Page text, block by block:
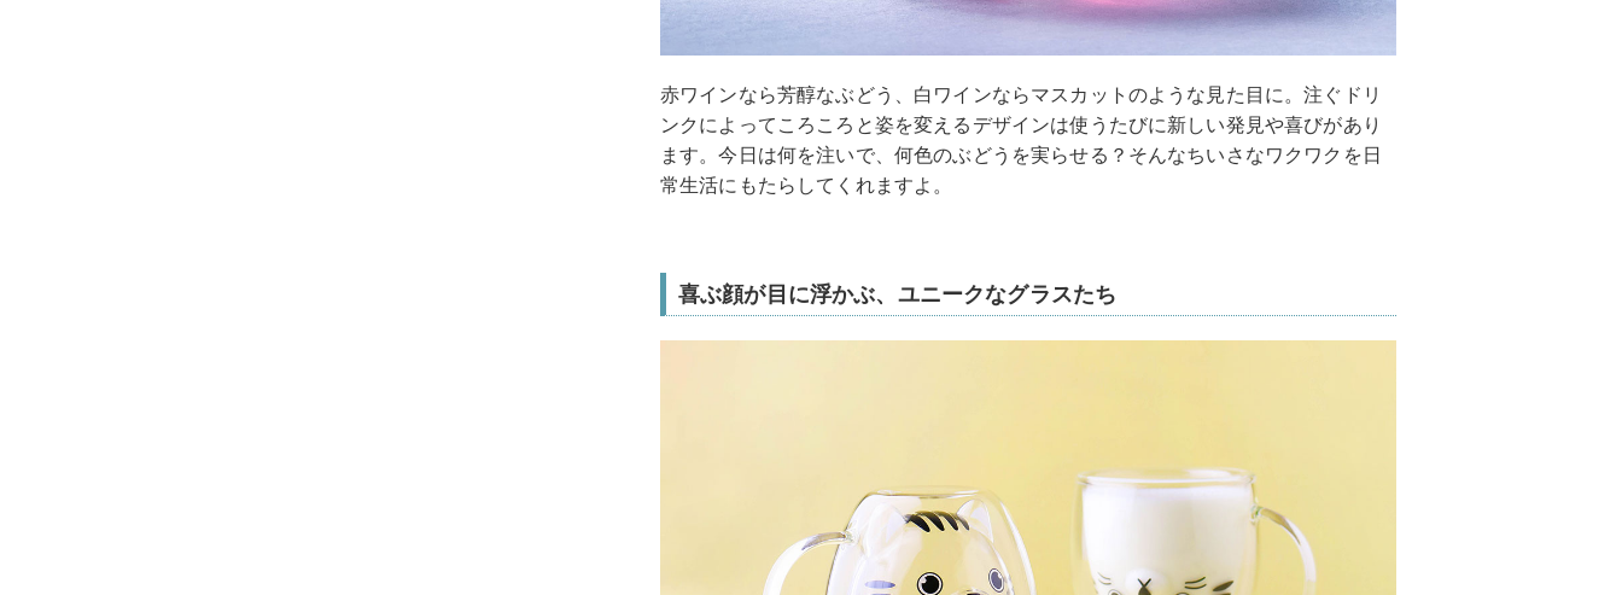
赤ワインなら芳醇なぶどう、白ワインならマスカットのような見た目に。注ぐドリ
ンクによってころころと姿を変えるデザインは使うたびに新しい発見や喜びがあり
ます。今日は何を注いで、何色のぶどうを実らせる？そんなちいさなワクワクを日
常生活にもたらしてくれますよ。
喜ぶ顔が目に浮かぶ、ユニークなグラスたち